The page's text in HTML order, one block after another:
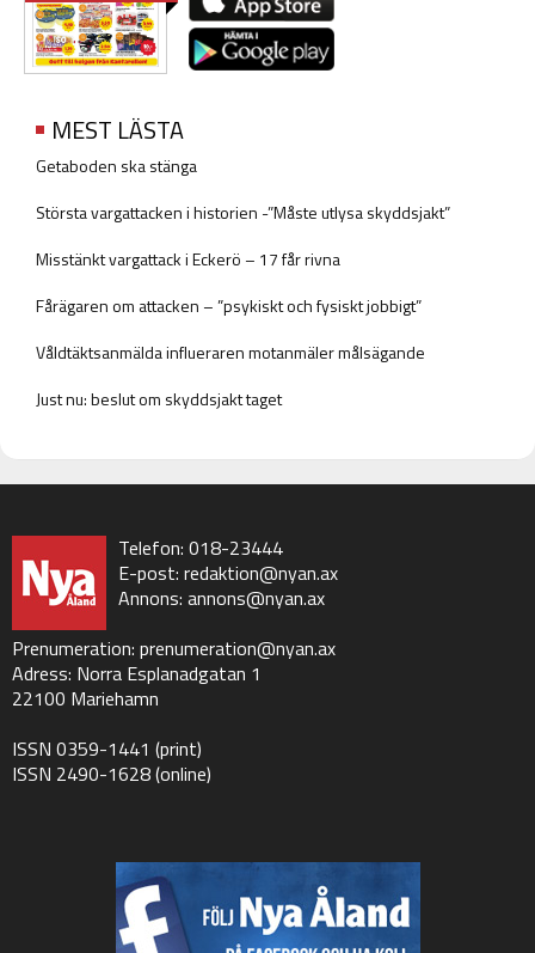
MEST LÄSTA
Getaboden ska stänga
Största vargattacken i historien -”Måste utlysa skyddsjakt”
Misstänkt vargattack i Eckerö – 17 får rivna
Fårägaren om attacken – ”psykiskt och fysiskt jobbigt”
Våldtäktsanmälda influeraren motanmäler målsägande
Just nu: beslut om skyddsjakt taget
Telefon: 018-23444
E-post: redaktion@nyan.ax
Annons: annons@nyan.ax
Prenumeration: prenumeration@nyan.ax
Adress: Norra Esplanadgatan 1
22100 Mariehamn
ISSN 0359-1441 (print)
ISSN 2490-1628 (online)